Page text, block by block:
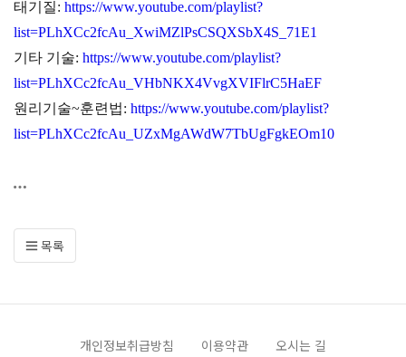
태기질: https://www.youtube.com/playlist?
list=PLhXCc2fcAu_XwiMZlPsCSQXSbX4S_71E1
기타 기술: https://www.youtube.com/playlist?
list=PLhXCc2fcAu_VHbNKX4VvgXVIFlrC5HaEF
원리기술~훈련법: https://www.youtube.com/playlist?
list=PLhXCc2fcAu_UZxMgAWdW7TbUgFgkEOm10
목록
개인정보취급방침 이용약관 오시는 길